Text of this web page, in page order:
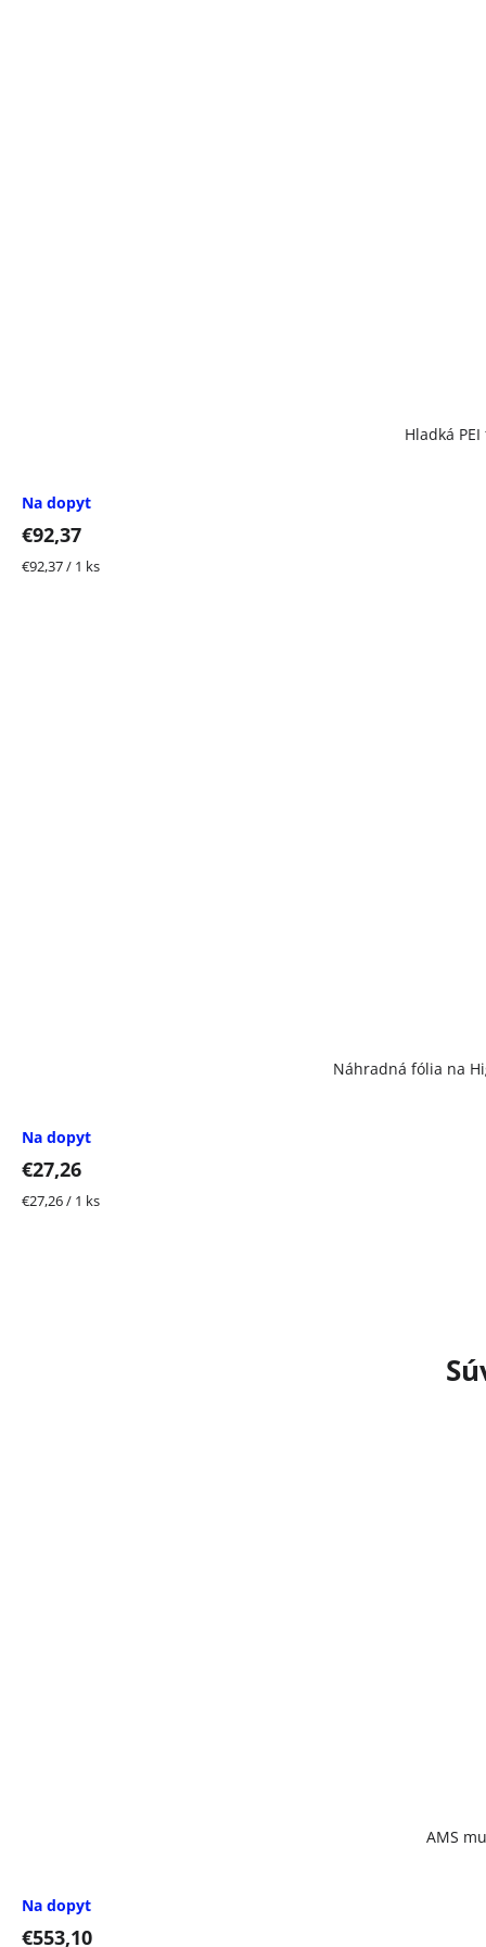
AMS
Na dopyt
€553,10
Hladká
Na dopyt
€92,37
Jednotková
€92,37 / 1 ks
Náhradná fólia na
Na dopyt
€27,26
Jednotková
€27,26 / 1 ks